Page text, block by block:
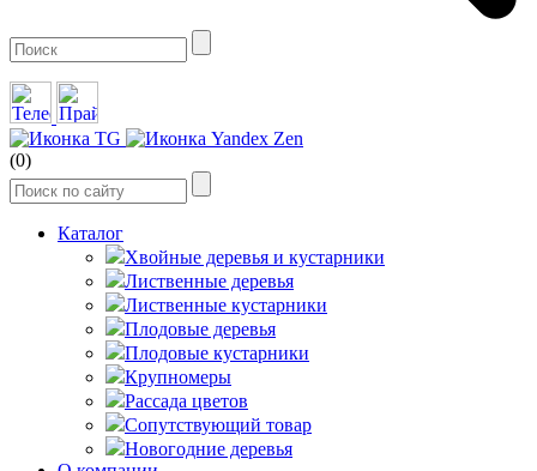
(0)
Каталог
Хвойные деревья и кустарники
Лиственные деревья
Лиственные кустарники
Плодовые деревья
Плодовые кустарники
Крупномеры
Рассада цветов
Сопутствующий товар
Новогодние деревья